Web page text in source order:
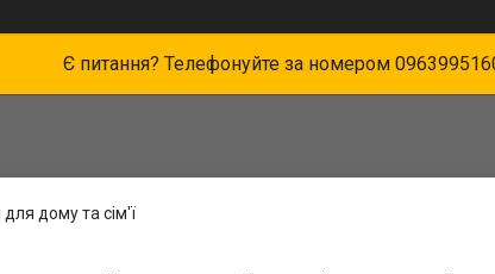
Є питання? Телефонуйте за номером
дому та сім'ї